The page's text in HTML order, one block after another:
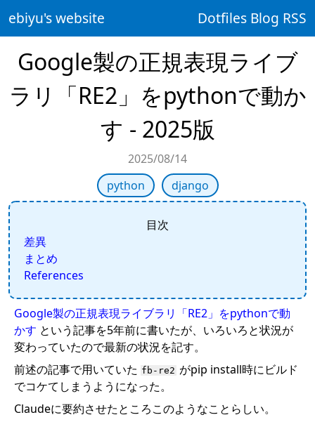
ebiyu's website Dotfiles Blog RSS
Google製の正規表現ライブ
ラリ「RE2」をpythonで動か
す - 2025版
2025/08/14
python
django
目次
差異
まとめ
References
Google製の正規表現ライブラリ「RE2」をpythonで動
かす という記事を5年前に書いたが、いろいろと状況が
変わっていたので最新の状況を記す。
前述の記事で用いていた fb-re2 がpip install時にビルド
でコケてしまうようになった。
Claudeに要約させたところこのようなことらしい。